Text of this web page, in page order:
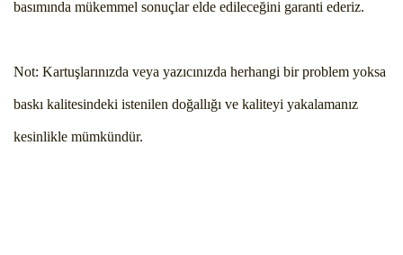
basımında mükemmel sonuçlar elde edileceğini garanti ederiz.
Not: Kartuşlarınızda veya yazıcınızda herhangi bir problem yoksa
baskı kalitesindeki istenilen doğallığı ve kaliteyi yakalamanız
kesinlikle mümkündür.